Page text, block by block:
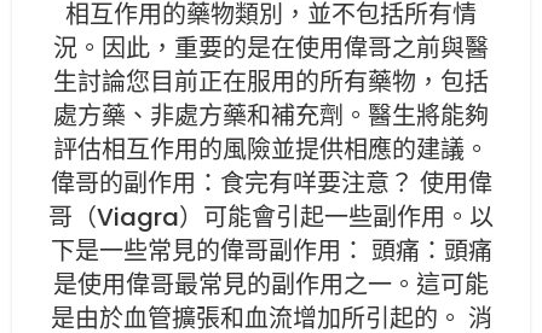
相互作用的藥物類別，並不包括所有情
況。因此，重要的是在使用偉哥之前與醫
生討論您目前正在服用的所有藥物，包括
處方藥、非處方藥和補充劑。醫生將能夠
評估相互作用的風險並提供相應的建議。
偉哥的副作用：食完有咩要注意？ 使用偉
哥（Viagra）可能會引起一些副作用。以
下是一些常見的偉哥副作用： 頭痛：頭痛
是使用偉哥最常見的副作用之一。這可能
是由於血管擴張和血流增加所引起的。 消